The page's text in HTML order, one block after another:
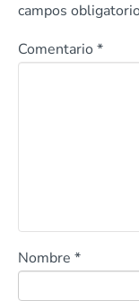
campos
Comentario *
Nombre *